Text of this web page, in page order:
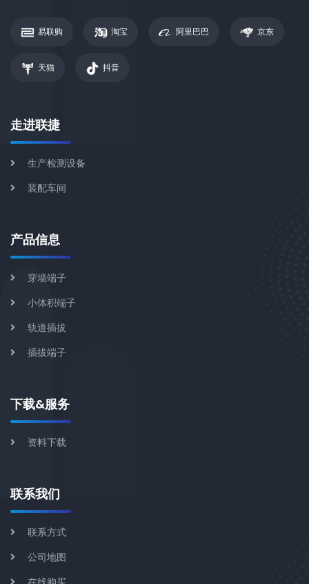
易联购 淘宝 阿里巴巴 京东
天猫 抖音
走进联捷
生产检测设备
装配车间
产品信息
穿墙端子
小体积端子
轨道插拔
插拔端子
下载&服务
资料下载
联系我们
联系方式
公司地图